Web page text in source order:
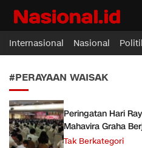
Nasional.id
Membawa Inspirasi Untuk
Internasional Nasional
#PERAYAAN WAISAK
Peringatan Hari
Mahavira Graha
Tak Berkategori